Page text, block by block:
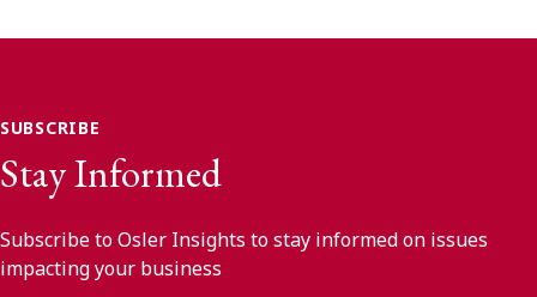
SUBSCRIBE
Stay Informed
Subscribe to Osler Insights to stay informed on issues
impacting your business